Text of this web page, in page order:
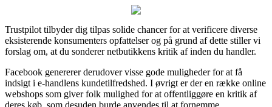
Trustpilot tilbyder dig tilpas solide chancer for at verificere diverse
eksisterende konsumenters opfattelser og på grund af dette stiller vi
forslag om, at du sonderer netbutikkens kritik af inden du handler.
Facebook genererer derudover visse gode muligheder for at få
indsigt i e-handlens kundetilfredshed. I øvrigt er der en række online
webshops som giver folk mulighed for at offentliggøre en kritik af